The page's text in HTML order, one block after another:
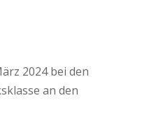
2024 bei den
an den